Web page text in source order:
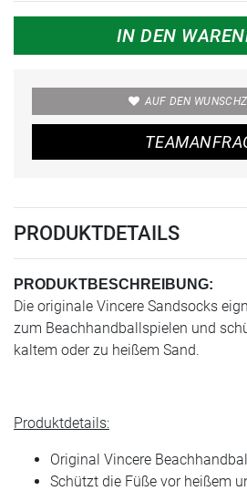
IN DEN
AUF DEN
PRODUKTDETAILS
PRODUKTBESCHREIBUNG:
Die originale Vincere Sandsocks
zum Beachhandballspielen und
kaltem oder zu heißem Sand.
Produktdetails:
Original Vincere
Schützt die Füße vor heißem